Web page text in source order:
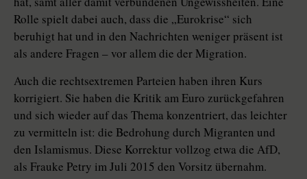
Rolle spielt dabei auch, dass die „Eurokrise“ sich
beruhigt hat und in den Nachrichten weniger präsent ist
als andere Fragen – vor allem die der Migration.
Auch die rechtsextremen Parteien haben ihren Kurs
korrigiert. Sie haben die Kritik am Euro zurückgefahren
und sich wieder auf das Thema konzen­triert, das leichter
zu vermitteln ist: die Bedrohung durch Migranten und
den Islamismus. Diese Korrektur vollzog etwa die AfD,
als Frauke Petry im Juli 2015 den Vorsitz übernahm.